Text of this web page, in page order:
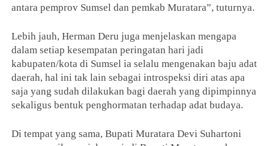
antara pemprov Sumsel dan pemkab Muratara”, tuturnya.
Lebih jauh, Herman Deru juga menjelaskan mengapa
dalam setiap kesempatan peringatan hari jadi
kabupaten/kota di Sumsel ia selalu mengenakan baju adat
daerah, hal ini tak lain sebagai introspeksi diri atas apa
saja yang sudah dilakukan bagi daerah yang dipimpinnya
sekaligus bentuk penghormatan terhadap adat budaya.
Di tempat yang sama, Bupati Muratara Devi Suhartoni